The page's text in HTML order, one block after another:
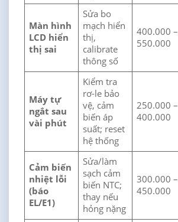
Màn hình
LCD hiển
thị sai
Sửa bo
mạch hiển
thị,
calibrate
thông số
400.000 –
550.000
Máy tự
ngắt sau
vài phút
Kiểm tra
rơ-le bảo
vệ, cảm
biến áp
suất; reset
hệ thống
250.000 –
400.000
Cảm biến
nhiệt lỗi
(báo
EL/E1)
Sửa/làm
sạch cảm
biến NTC;
thay nếu
hỏng nặng
300.000 –
450.000